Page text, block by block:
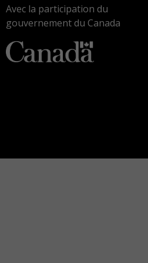
Avec la participation du
gouvernement du Canada